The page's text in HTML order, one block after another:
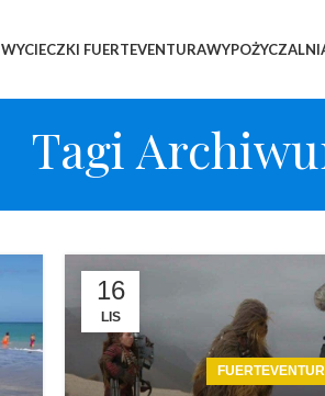
WYCIECZKI FUERTEVENTURA
Tagi
16
LIS